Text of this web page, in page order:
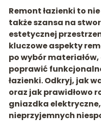
Remont łazienki to
także szansa na
estetycznej
kluczowe aspekty
po wybór
poprawić
łazienki. Odkryj, jak
oraz jak prawidłowo
gniazdka
nieprzyjemnych